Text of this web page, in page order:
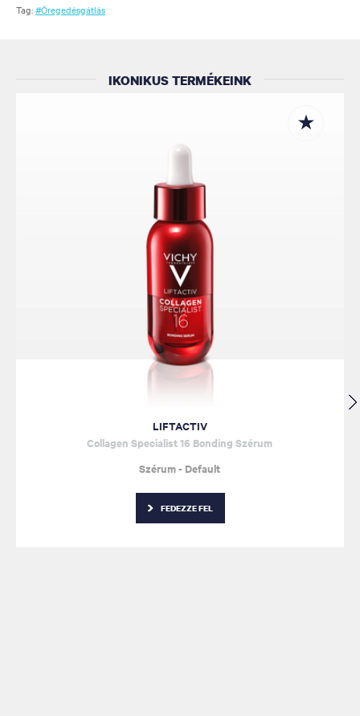
Tag:#Öregedésgátlás
IKONIKUS TERMÉKEINK
LIFTACTIV
Collagen Specialist 16 Bonding Szérum
Szérum - Default
FEDEZZE FEL